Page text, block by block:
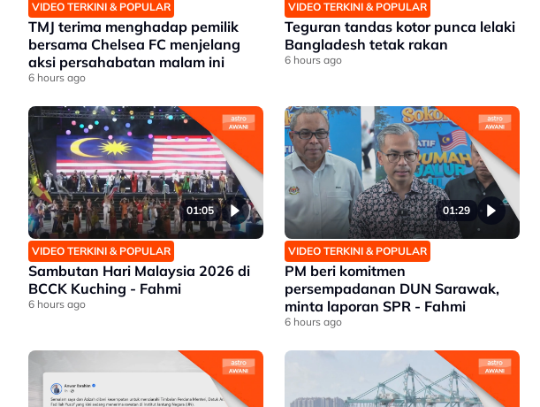
VIDEO TERKINI & POPULAR
TMJ terima menghadap pemilik
bersama Chelsea FC menjelang
aksi persahabatan malam ini
6 hours ago
VIDEO TERKINI & POPULAR
Teguran tandas kotor punca lelaki
Bangladesh tetak rakan
6 hours ago
01:05
VIDEO TERKINI & POPULAR
Sambutan Hari Malaysia 2026 di
BCCK Kuching - Fahmi
6 hours ago
01:29
VIDEO TERKINI & POPULAR
PM beri komitmen
persempadanan DUN Sarawak,
minta laporan SPR - Fahmi
6 hours ago